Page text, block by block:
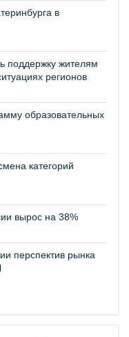
в
поддержку жителям
регионов
образовательных
категорий
вырос на 38%
перспектив рынка